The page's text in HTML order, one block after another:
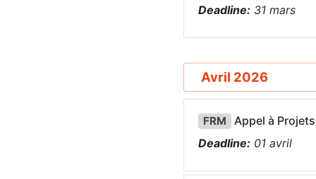
Deadline: 31 mars
Avril 2026
FRM
Appel à
Deadline: 01 avril